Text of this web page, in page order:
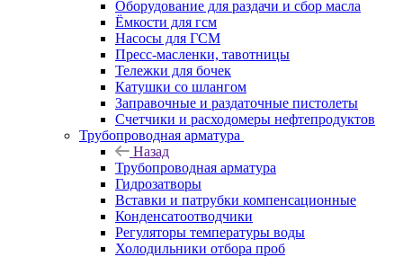
Оборудование для раздачи и сбор масла
Ёмкости для гсм
Насосы для ГСМ
Пресс-масленки, тавотницы
Тележки для бочек
Катушки со шлангом
Заправочные и раздаточные пистолеты
Счетчики и расходомеры нефтепродуктов
Трубопроводная арматура
Назад
Трубопроводная арматура
Гидрозатворы
Вставки и патрубки компенсационные
Конденсатоотводчики
Регуляторы температуры воды
Холодильники отбора проб